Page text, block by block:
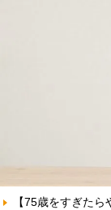
【75歳をすぎた